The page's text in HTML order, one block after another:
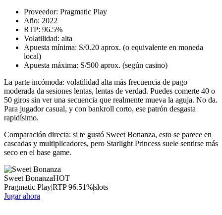
Proveedor: Pragmatic Play
Año: 2022
RTP: 96.5%
Volatilidad: alta
Apuesta mínima: S/0.20 aprox. (o equivalente en moneda
local)
Apuesta máxima: S/500 aprox. (según casino)
La parte incómoda: volatilidad alta más frecuencia de pago
moderada da sesiones lentas, lentas de verdad. Puedes comerte 40 o
50 giros sin ver una secuencia que realmente mueva la aguja. No da.
Para jugador casual, y con bankroll corto, ese patrón desgasta
rapidísimo.
Comparación directa: si te gustó Sweet Bonanza, esto se parece en
cascadas y multiplicadores, pero Starlight Princess suele sentirse más
seco en el base game.
Sweet BonanzaHOT
Pragmatic Play|RTP96.51%|slots
Jugar ahora